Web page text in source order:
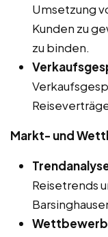
Umsetzung
Kunden zu
zu binden.
Markt- und
Reisetrends